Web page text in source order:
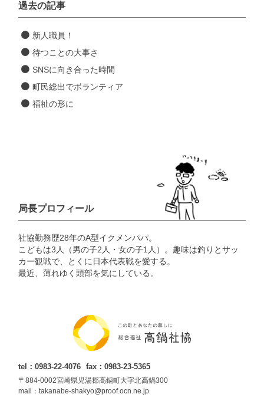
過去の記事
新人職員！
待つことの大事さ
SNSに向き合った時間
町民総出でボランティア
福祉の形に
局長プロフィール
社協勤務歴28年のA型イクメンパパ。
こどもは3人（男の子2人・女の子1人）。趣味は釣りとサッ
カー観戦で、とくに日本代表戦を愛する。
最近、薄れゆく頭部を気にしている。
tel：0983-22-4076 fax：0983-23-5365
〒884-0002宮崎県児湯郡高鍋町大字北高鍋300
mail：takanabe-shakyo@proof.ocn.ne.jp